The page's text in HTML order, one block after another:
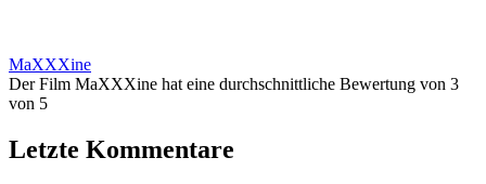
MaXXXine
Der Film MaXXXine hat eine durchschnittliche Bewertung von 3
von 5
Letzte Kommentare